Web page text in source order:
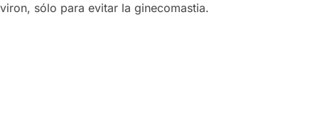
sólo para evitar la ginecomastia.